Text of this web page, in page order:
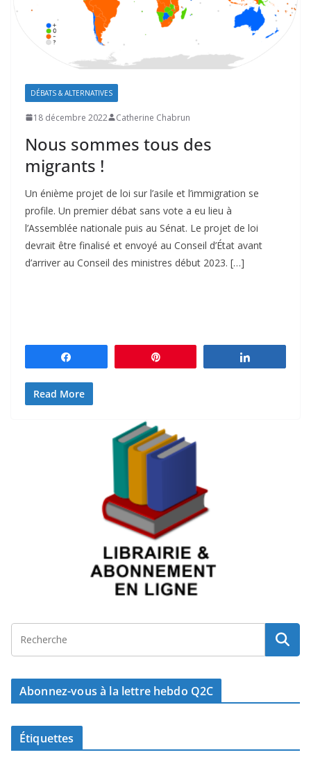
DÉBATS & ALTERNATIVES
18 décembre 2022 Catherine Chabrun
Nous sommes tous des
migrants !
Un énième projet de loi sur l’asile et l’immigration se
profile. Un premier débat sans vote a eu lieu à
l’Assemblée nationale puis au Sénat. Le projet de loi
devrait être finalisé et envoyé au Conseil d’État avant
d’arriver au Conseil des ministres début 2023. […]
Read More
Abonnez-vous à la lettre hebdo Q2C
Étiquettes